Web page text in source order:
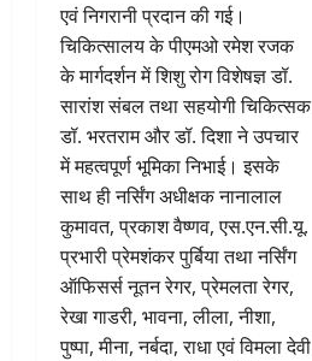
एवं निगरानी प्रदान की गई।
चिकित्सालय के पीएमओ रमेश रजक
के मार्गदर्शन में शिशु रोग विशेषज्ञ डॉ.
सारांश संबल तथा सहयोगी चिकित्सक
डॉ. भरतराम और डॉ. दिशा ने उपचार
में महत्वपूर्ण भूमिका निभाई। इसके
साथ ही नर्सिंग अधीक्षक नानालाल
कुमावत, प्रकाश वैष्णव, एस.एन.सी.यू.
प्रभारी प्रेमशंकर पुर्बिया तथा नर्सिंग
ऑफिसर्स नूतन रेगर, प्रेमलता रेगर,
रेखा गाडरी, भावना, लीला, नीशा,
पुष्पा, मीना, नर्बदा, राधा एवं विमला देवी